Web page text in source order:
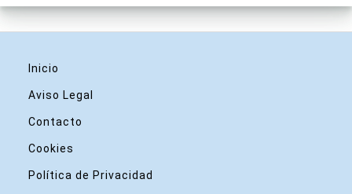
Inicio
Aviso Legal
Contacto
Cookies
Política de Privacidad